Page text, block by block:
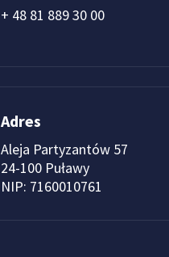
+ 48 81 889 30 00
Adres
Aleja Partyzantów 57
24-100 Puławy
NIP: 7160010761